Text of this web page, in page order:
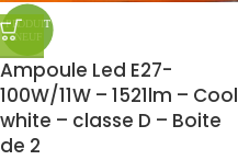
Ampoule Led E27-
100W/11W – 1521lm – Cool
white – classe D – Boite
de 2